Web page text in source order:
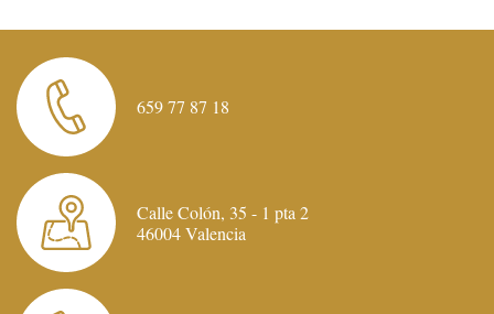
659 77 87 18
Calle Colón, 35 - 1 pta 2
46004 Valencia